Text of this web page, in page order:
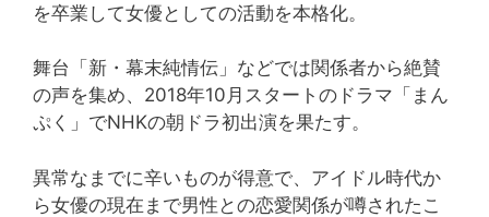
を卒業して女優としての活動を本格化。
舞台「新・幕末純情伝」などでは関係者から絶賛
の声を集め、2018年10月スタートのドラマ「まん
ぷく」でNHKの朝ドラ初出演を果たす。
異常なまでに辛いものが得意で、アイドル時代か
ら女優の現在まで男性との恋愛関係が噂されたこ